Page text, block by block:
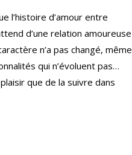
l’histoire d’amour entre
d’une relation amoureuse
n’a pas changé, même
qui n’évoluent pas…
que de la suivre dans